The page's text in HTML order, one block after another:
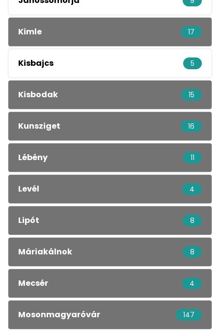
Kimle 17
Kisbajcs 5
Kisbodak 15
Kunsziget 16
Lébény 11
Levél 4
Lipót 8
Máriakálnok 8
Mecsér 4
Mosonmagyaróvár 147